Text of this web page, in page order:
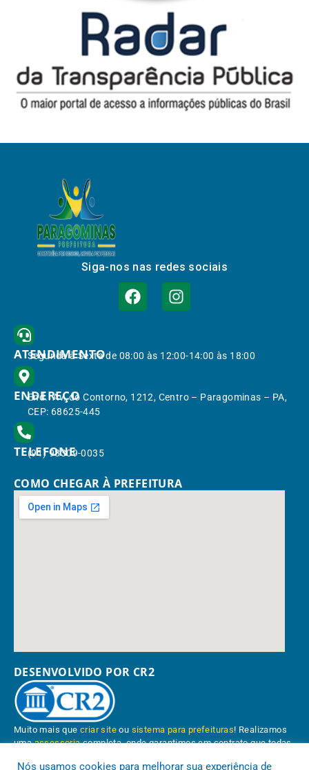
Siga-nos nas redes sociais
ATENDIMENTO
Segunda à Sexta de 08:00 às 12:00-14:00 às 18:00
ENDEREÇO
End.: Av. do Contorno, 1212, Centro – Paragominas – PA,
CEP: 68625-445
TELEFONE
(91) 98309-0035
COMO CHEGAR À PREFEITURA
DESENVOLVIDO POR CR2
Muito mais quecriar site ou sistema para prefeituras! Realizamos
umaassessoriacompleta, onde garantimos em contrato que todas
Nós usamos cookies para melhorar sua experiência de